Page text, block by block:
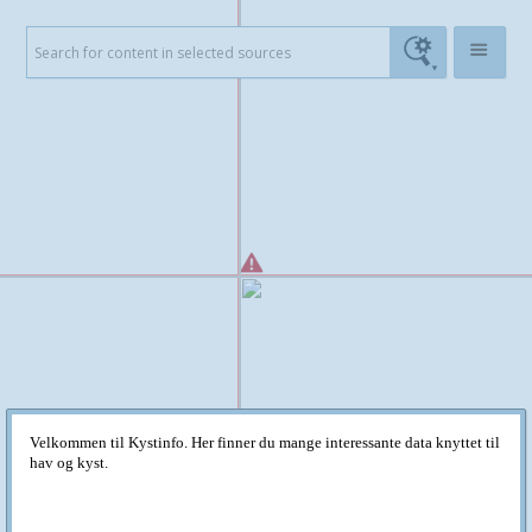
Velkommen til Kystinfo. Her finner du mange interessante data knyttet til
hav og kyst.